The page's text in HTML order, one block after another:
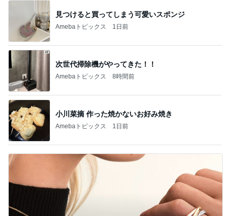
見つけると買ってしまう可愛いスポンジ
Amebaトピックス 1日前
次世代掃除機がやってきた！！
Amebaトピックス 8時間前
小川菜摘 作った焼かないお好み焼き
Amebaトピックス 1日前